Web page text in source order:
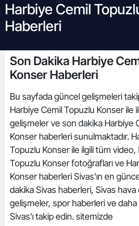
Harbiye Cemil
Haberleri
Son Dakika Harbiye
Konser Haberleri
Bu sayfada güncel gelişmeleri
Harbiye Cemil Topuzlu Konser ile
gelişmeler ve son dakika Harbiye
Konser haberleri sunulmaktadır.
Topuzlu Konser ile ilgili tüm video,
Topuzlu Konser fotoğrafları ve
Konser haberleri Sivas'ın en
dakika Sivas haberleri, Sivas
gelişmeler, spor haberleri ve daha
Sivas'ı takip edin. sitemizde